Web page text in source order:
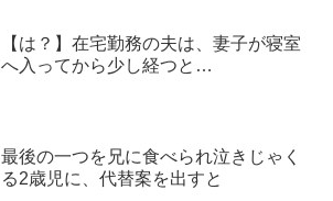
【は？】在宅勤務の夫は、妻子が寝室
へ入ってから少し経つと…
最後の一つを兄に食べられ泣きじゃく
る2歳児に、代替案を出すと